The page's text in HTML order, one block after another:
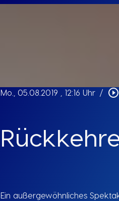
Mo., 05.08.2019 , 12:16 Uhr / play_circle_outline
Ein außergewöhnliches